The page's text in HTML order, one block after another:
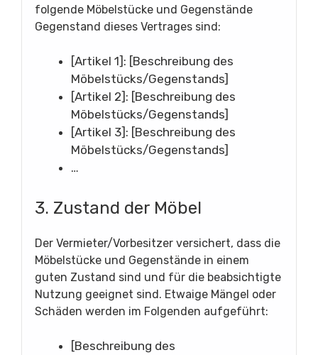
folgende Möbelstücke und Gegenstände
Gegenstand dieses Vertrages sind:
[Artikel 1]: [Beschreibung des
Möbelstücks/Gegenstands]
[Artikel 2]: [Beschreibung des
Möbelstücks/Gegenstands]
[Artikel 3]: [Beschreibung des
Möbelstücks/Gegenstands]
…
3. Zustand der Möbel
Der Vermieter/Vorbesitzer versichert, dass die
Möbelstücke und Gegenstände in einem
guten Zustand sind und für die beabsichtigte
Nutzung geeignet sind. Etwaige Mängel oder
Schäden werden im Folgenden aufgeführt:
[Beschreibung des